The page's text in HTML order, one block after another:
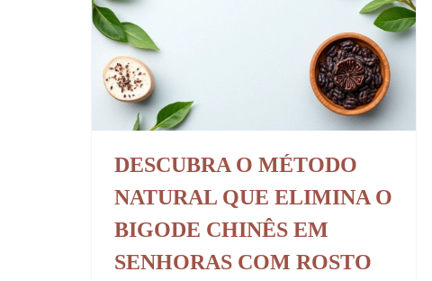
DESCUBRA O MÉTODO
NATURAL QUE ELIMINA O
BIGODE CHINÊS EM
SENHORAS COM ROSTO